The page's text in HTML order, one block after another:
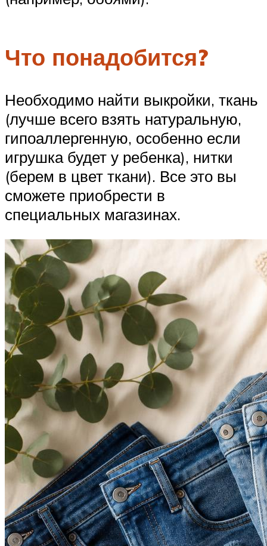
Что понадобится?
Необходимо найти выкройки, ткань
(лучше всего взять натуральную,
гипоаллергенную, особенно если
игрушка будет у ребенка), нитки
(берем в цвет ткани). Все это вы
сможете приобрести в
специальных магазинах.